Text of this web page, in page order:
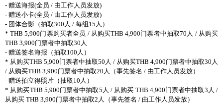
- 赠送海报(全员 / 由工作人员发放)
- 赠送小卡(全员 / 由工作人员发放)
- 团体合影（抽取300人 / 每组15人）
* THB 5,900门票购买者全员 / 从购买THB 4,900门票者中抽取70人 / 从购买
THB 3,900门票者中抽取30人
- 赠送签名海报（抽取100人）
* 从购买THB 5,900门票者中抽取50人 / 从购买THB 4,900门票者中抽取30人
/ 从购买THB 3,900门票者中抽取20人（事先签名 / 由工作人员发放）
- 赠送拍立得照片（抽取10人）
* 从购买THB 5,900门票者中抽取5人 / 从购买 THB 4,900门票者中抽取3人 /
从购买 THB 3,900门票者中抽取2人（事先签名 / 由工作人员发放）